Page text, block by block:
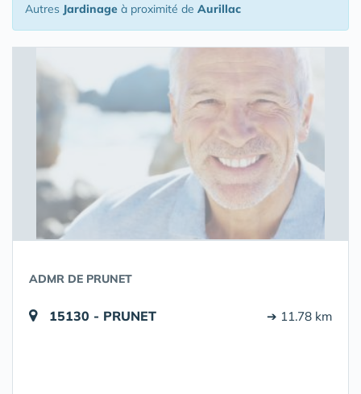
Autres Jardinage à proximité de Aurillac
ADMR DE PRUNET
15130 - PRUNET ➔ 11.78 km